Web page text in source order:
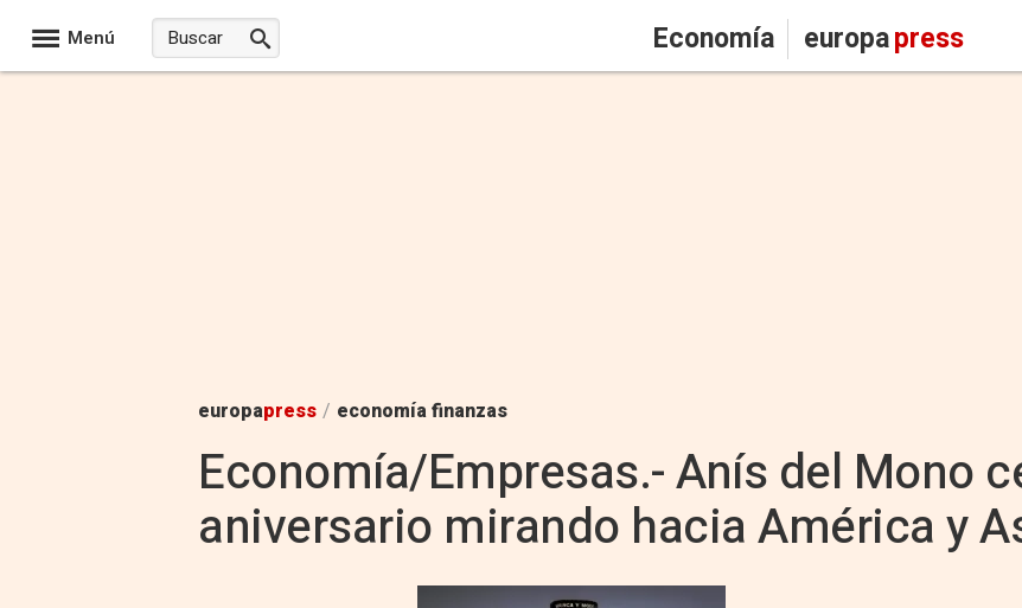
Menú Economía europapress
europapress / economía finanzas
Economía/Empresas.- Anís del Mono
aniversario mirando hacia América y